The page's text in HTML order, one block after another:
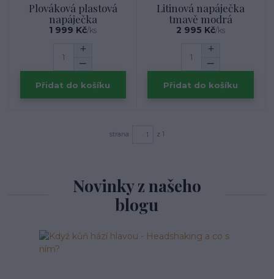
Plováková plastová
napáječka
1 999 Kč/ks
Přidat do košíku
Litinová napáječka
tmavě modrá
2 995 Kč/ks
Přidat do košíku
strana z 1
Novinky z našeho
blogu